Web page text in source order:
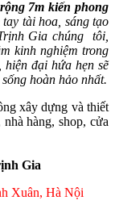
7m kiến phong
tài hoa, sáng tạo
Gia chúng tôi,
kinh nghiệm trong
hiện đại hứa hẹn sẽ
hoàn hảo nhất.
xây dựng và thiết
hàng, shop, cửa
Gia
Xuân, Hà Nội